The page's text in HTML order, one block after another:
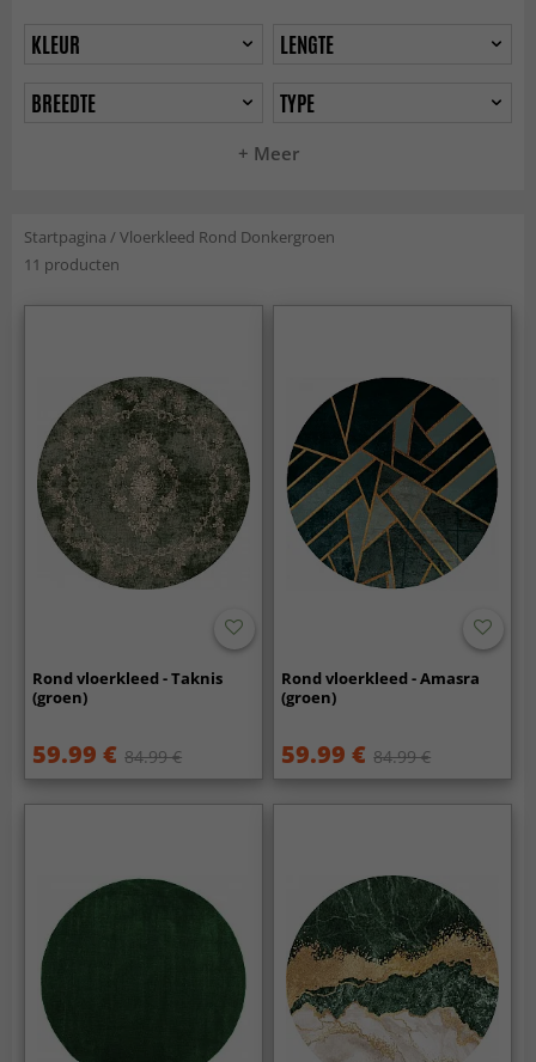
+ Meer
KLEUR
LENGTE
BREEDTE
TYPE
Startpagina /Vloerkleed Rond Donkergroen
11 producten
Rond vloerkleed - Taknis
(groen)
59.99 € 84.99 €
Rond vloerkleed - Amasra
(groen)
59.99 € 84.99 €